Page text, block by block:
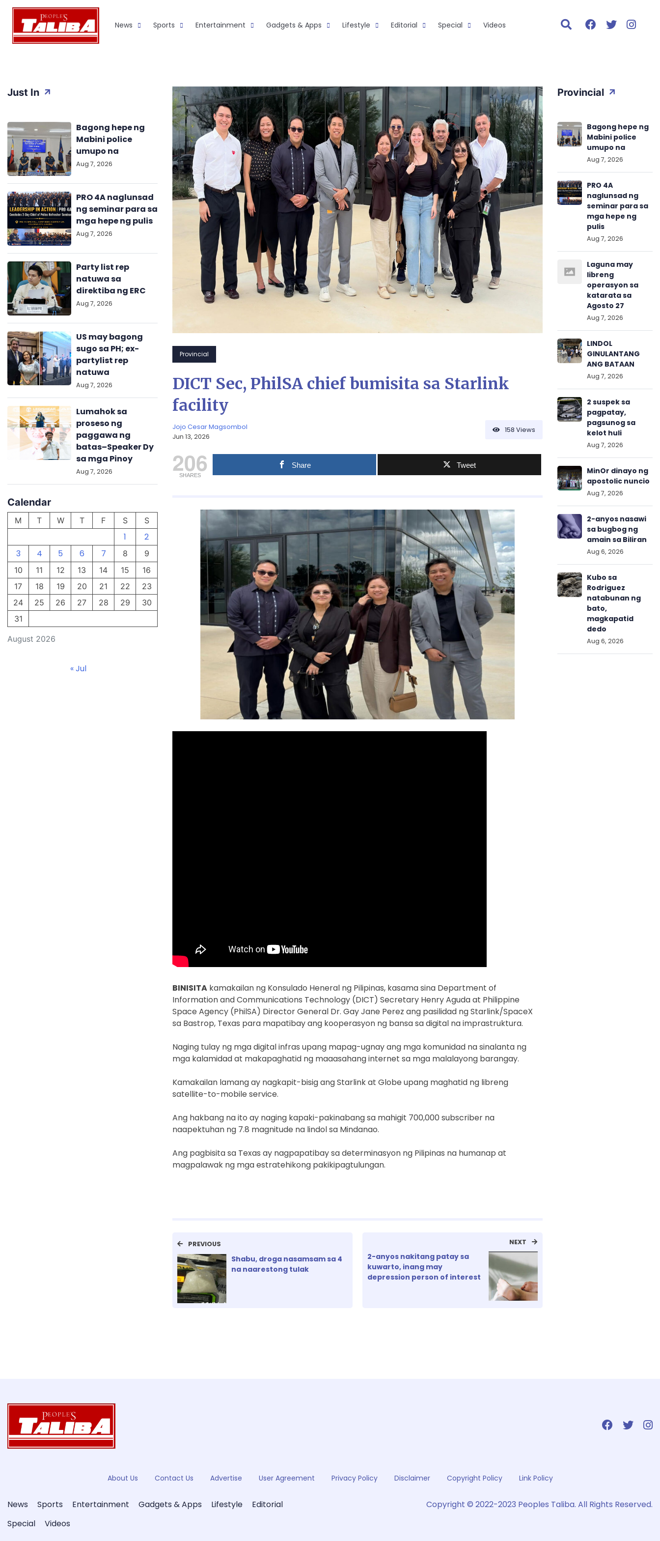
Skip
content
News Sports Entertainment Gadgets & Apps Lifestyle Editorial Special Videos
Just In
Bagong hepe ng
Mabini police
umupo na
Aug 7, 2026
PRO 4A naglunsad
ng seminar para sa
mga hepe ng pulis
Aug 7, 2026
Party list rep
natuwa sa
direktiba ng ERC
Aug 7, 2026
US may bagong
sugo sa PH; ex-
partylist rep
natuwa
Aug 7, 2026
Lumahok sa
proseso ng
paggawa ng
batas–Speaker Dy
sa mga Pinoy
Aug 7, 2026
Calendar
August 2026
M T W T F S S
1
2
3
4 5 6 7 8
9
10
11 12 13 14 15
16
17
18 19 20 21 22
23
24
25 26 27 28 29
30
31
« Jul
Provincial
DICT Sec, PhilSA chief bumisita sa Starlink
facility
Jojo Cesar Magsombol
Jun 13, 2026
158 Views
206
SHARES
Share Tweet
BINISITA kamakailan ng Konsulado Heneral ng Pilipinas, kasama sina Department of
Information and Communications Technology (DICT) Secretary Henry Aguda at Philippine
Space Agency (PhilSA) Director General Dr. Gay Jane Perez ang pasilidad ng Starlink/SpaceX
sa Bastrop, Texas para mapatibay ang kooperasyon ng bansa sa digital na imprastruktura.
Naging tulay ng mga digital infras upang mapag-ugnay ang mga komunidad na sinalanta ng
mga kalamidad at makapaghatid ng maaasahang internet sa mga malalayong barangay.
Kamakailan lamang ay nagkapit-bisig ang Starlink at Globe upang maghatid ng libreng
satellite-to-mobile service.
Ang hakbang na ito ay naging kapaki-pakinabang sa mahigit 700,000 subscriber na
naapektuhan ng 7.8 magnitude na lindol sa Mindanao.
Ang pagbisita sa Texas ay nagpapatibay sa determinasyon ng Pilipinas na humanap at
magpalawak ng mga estratehikong pakikipagtulungan.
PREVIOUS
Shabu, droga nasamsam sa 4
na naarestong tulak
NEXT
2-anyos nakitang patay sa
kuwarto, inang may
depression person of interest
Provincial
Bagong hepe ng
Mabini police
umupo na
Aug 7, 2026
PRO 4A
naglunsad ng
seminar para sa
mga hepe ng
pulis
Aug 7, 2026
Laguna may
libreng
operasyon sa
katarata sa
Agosto 27
Aug 7, 2026
LINDOL
GINULANTANG
ANG BATAAN
Aug 7, 2026
2 suspek sa
pagpatay,
pagsunog sa
kelot huli
Aug 7, 2026
MinOr dinayo ng
apostolic nuncio
Aug 7, 2026
2-anyos nasawi
sa bugbog ng
amain sa Biliran
Aug 6, 2026
Kubo sa
Rodriguez
natabunan ng
bato,
magkapatid
dedo
Aug 6, 2026
About Us Contact Us Advertise User Agreement Privacy Policy Disclaimer Copyright Policy Link Policy
News Sports Entertainment Gadgets & Apps Lifestyle
Editorial
Special
Videos
Copyright © 2022-2023 Peoples Taliba. All Rights Reserved.